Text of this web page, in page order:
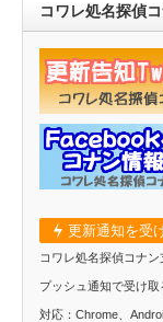
コワレ処名探偵
更新通知を受
コワレ処名探偵コナン
プッシュ通知で受け取
対応：Chrome、